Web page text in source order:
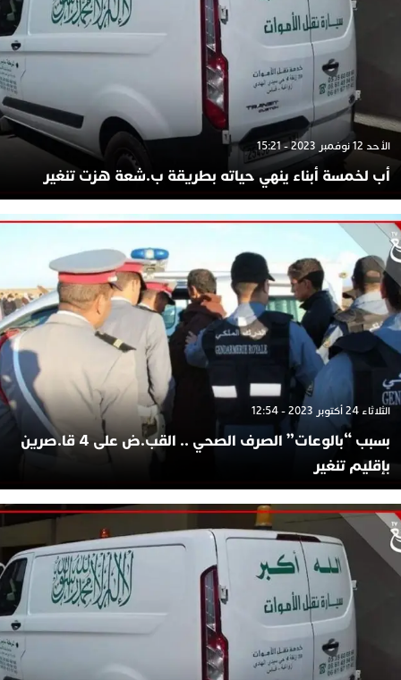
الأحد 12 نوفمبر 2023 - 15:21
أب لخمسة أبناء ينهي حياته بطريقة ب.شعة هزت تنغير
الثلاثاء 24 أكتوبر 2023 - 12:54
بسبب “بالوعات” الصرف الصحي .. القب.ض على 4 قا.صرين
بإقليم تنغير